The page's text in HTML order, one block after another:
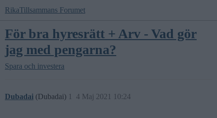
RikaTillsammans Forumet
För bra hyresrätt + Arv - Vad gör
jag med pengarna?
Spara och investera
Dubadai (Dubadai) 4 Maj 2021 10:24
1